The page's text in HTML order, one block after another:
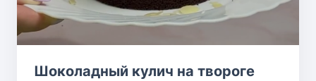
Шоколадный кулич на твороге